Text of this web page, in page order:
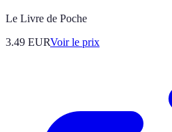
Le Livre de Poche
3.49 EURVoir le prix